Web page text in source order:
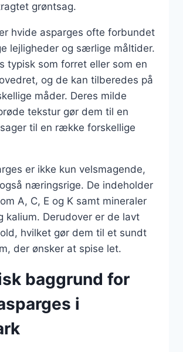
grøntsag.
hvide asparges ofte forbundet
lejligheder og særlige måltider.
typisk som forret eller som en
og de kan tilberedes på
måder. Deres milde
tekstur gør dem til en
til en række forskellige
er ikke kun velsmagende,
næringsrige. De indeholder
A, C, E og K samt mineraler
kalium. Derudover er de lavt
hvilket gør dem til et sundt
der ønsker at spise let.
baggrund for
i